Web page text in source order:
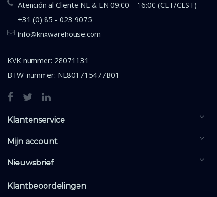
Atención al Cliente NL & EN 09:00 – 16:00 (CET/CEST)
+31 (0) 85 - 023 9075
info@knxwarehouse.com
KVK nummer: 28071131
BTW-nummer: NL801715477B01
Klantenservice
Mijn account
Nieuwsbrief
Klantbeoordelingen